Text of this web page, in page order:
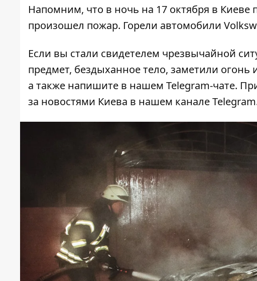
Напомним, что в ночь на 17 октября в Киеве
произошел пожар. Горели автомобили
Если вы стали свидетелем чрезвычайной
предмет, бездыханное тело, заметили огонь
а также напишите в нашем Telegram-чате.
за новостями Киева в нашем канале Telegram